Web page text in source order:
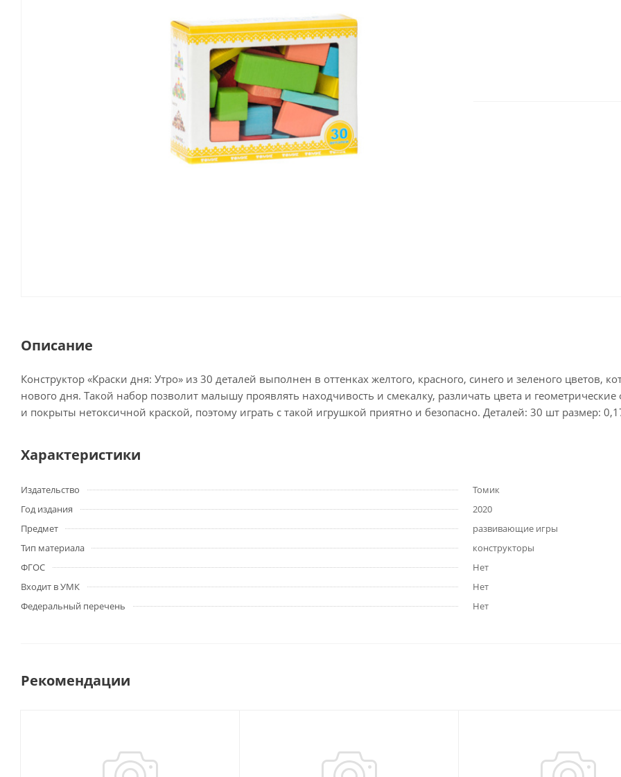
Описание
Конструктор «Краски дня: Утро» из 30 деталей выполнен в оттенках желтого, красного, синего и зеленого цветов,
нового дня. Такой набор позволит малышу проявлять находчивость и смекалку, различать цвета и
и покрыты нетоксичной краской, поэтому играть с такой игрушкой приятно и безопасно. Деталей: 30 шт размер:
Характеристики
Издательство
Томик
Год издания
2020
Предмет
развивающие игры
Тип материала
конструкторы
ФГОС
Нет
Входит в УМК
Нет
Федеральный перечень
Нет
Рекомендации